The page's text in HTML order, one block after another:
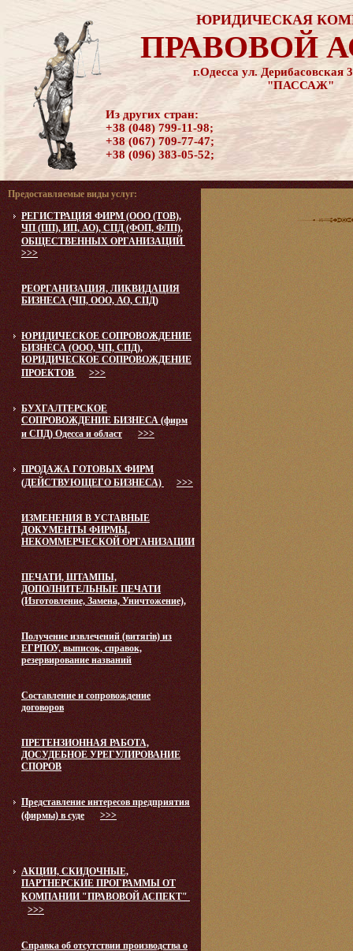
ЮРИДИЧЕСКАЯ
ПРАВОВОЙ
г.Одесса ул. Дерибасовская
"ПАССАЖ"
Из других стран:
+38 (048) 799-11-98;
+38 (067) 709-77-47;
+38 (096) 383-05-52;
Предоставляемые виды услуг:
РЕГИСТРАЦИЯ ФИРМ (ООО (ТОВ),
ЧП (ПП), ИП, АО), СПД (ФОП, ФЛП),
ОБЩЕСТВЕННЫХ ОРГАНИЗАЦИЙ
>>>
РЕОРГАНИЗАЦИЯ, ЛИКВИДАЦИЯ
БИЗНЕСА (ЧП, ООО, АО, СПД)
ЮРИДИЧЕСКОЕ CОПРОВОЖДЕНИЕ
БИЗНЕСА (ООО, ЧП, СПД),
ЮРИДИЧЕСКОЕ СОПРОВОЖДЕНИЕ
ПРОЕКТОВ
>>>
БУХГАЛТЕРСКОЕ
СОПРОВОЖДЕНИЕ БИЗНЕСА (фирм
и СПД) Одесса и област
>>>
ПРОДАЖА ГОТОВЫХ ФИРМ
(ДЕЙСТВУЮЩЕГО БИЗНЕСА)
>>>
ИЗМЕНЕНИЯ В УСТАВНЫЕ
ДОКУМЕНТЫ ФИРМЫ,
НЕКОММЕРЧЕСКОЙ ОРГАНИЗАЦИИ
ПЕЧАТИ, ШТАМПЫ,
ДОПОЛНИТЕЛЬНЫЕ ПЕЧАТИ
(Изготовление, Замена, Уничтожение),
Получение извлечений (витягів) из
ЕГРПОУ, выписок, справок,
резервирование названий
Составление и сопровождение
договоров
ПРЕТЕНЗИОННАЯ РАБОТА,
ДОСУДЕБНОЕ УРЕГУЛИРОВАНИЕ
СПОРОВ
Представление интересов предприятия
(фирмы) в суде
>>>
АКЦИИ, СКИДОЧНЫЕ,
ПАРТНЕРСКИЕ ПРОГРАММЫ ОТ
КОМПАНИИ "ПРАВОВОЙ АСПЕКТ"
>>>
Справка об отсутствии производства о